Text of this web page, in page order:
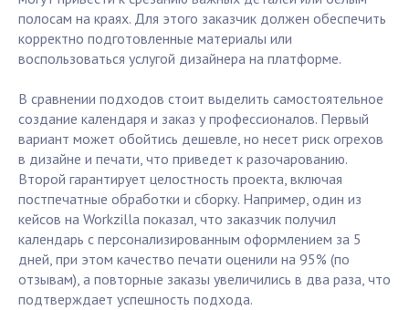
полосам на краях. Для этого заказчик должен обеспечить
корректно подготовленные материалы или
воспользоваться услугой дизайнера на платформе.
В сравнении подходов стоит выделить самостоятельное
создание календаря и заказ у профессионалов. Первый
вариант может обойтись дешевле, но несет риск огрехов
в дизайне и печати, что приведет к разочарованию.
Второй гарантирует целостность проекта, включая
постпечатные обработки и сборку. Например, один из
кейсов на Workzilla показал, что заказчик получил
календарь с персонализированным оформлением за 5
дней, при этом качество печати оценили на 95% (по
отзывам), а повторные заказы увеличились в два раза, что
подтверждает успешность подхода.